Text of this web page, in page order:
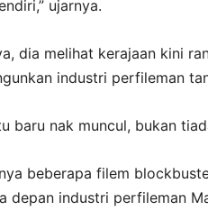
ujarnya.
dia melihat kerajaan kini
industri perfileman
baru nak muncul, bukan
beberapa filem
depan industri perfileman